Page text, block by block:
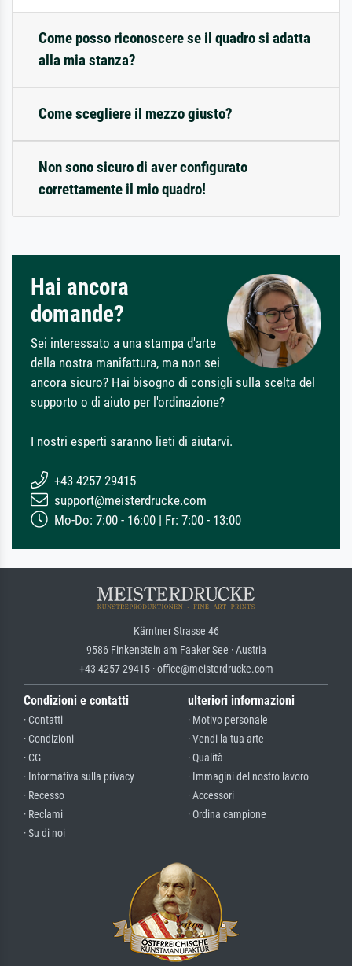
Come posso riconoscere se il quadro si adatta
alla mia stanza?
Come scegliere il mezzo giusto?
Non sono sicuro di aver configurato
correttamente il mio quadro!
Hai ancora
domande?
Sei interessato a una stampa d'arte
della nostra manifattura, ma non sei
ancora sicuro? Hai bisogno di consigli sulla scelta del
supporto o di aiuto per l'ordinazione?
I nostri esperti saranno lieti di aiutarvi.
+43 4257 29415
support@meisterdrucke.com
Mo-Do: 7:00 - 16:00 | Fr: 7:00 - 13:00
Kärntner Strasse 46
9586 Finkenstein am Faaker See · Austria
+43 4257 29415 · office@meisterdrucke.com
Condizioni e contatti
· Contatti
· Condizioni
· CG
· Informativa sulla privacy
· Recesso
· Reclami
· Su di noi
ulteriori informazioni
· Motivo personale
· Vendi la tua arte
· Qualità
· Immagini del nostro lavoro
· Accessori
· Ordina campione